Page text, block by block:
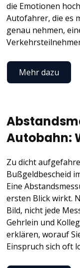
die Emotionen
Autofahrer, die es
genau nehmen,
Mehr dazu
Autobahn:
Zu dicht
Bußgeldbescheid
Eine
ersten Blick wirkt.
Bild, nicht jede
Gehrlein und
erklären, worauf
Einspruch sich oft